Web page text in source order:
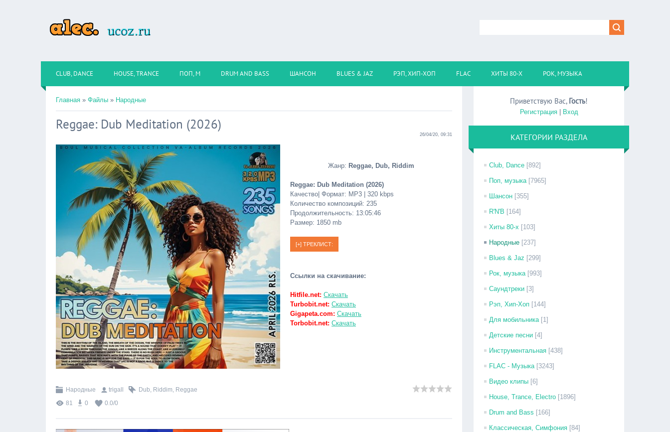
CLUB, DANCE HOUSE, TRANCE ПОП, М DRUM AND BASS ШАНСОН BLUES & JAZ РЭП, ХИП-ХОП FLAC ХИТЫ 80-Х РОК, МУЗЫКА
Главная » Файлы » Народные
Reggae: Dub Meditation (2026)
26/04/20, 09:31
Жанр: Reggae, Dub, Riddim
Reggae: Dub Meditation (2026)
Качество| Формат: MP3 | 320 kbps
Количество композиций: 235
Продолжительность: 13:05:46
Размер: 1850 mb
Ссылки на скачивание:
Hitfile.net: Скачать
Turbobit.net: Скачать
Gigapeta.com: Скачать
Torbobit.net: Скачать
Народные trigall Dub, Riddim, Reggae
81
0 0.0/0
Приветствую Вас, Гость!
Регистрация| Вход
КАТЕГОРИИ РАЗДЕЛА
Club, Dance [892]
Поп, музыка [7965]
Шансон [355]
R'N'B [164]
Хиты 80-х [103]
Народные [237]
Blues & Jaz [299]
Рок, музыка [993]
Саундтреки [3]
Рэп, Хип-Хоп [144]
Для мобильника [1]
Детские песни [4]
Инструментальная [438]
FLAC - Музыка [3243]
Видео клипы [6]
House, Trance, Electro [1896]
Drum and Bass [166]
Классическая, Симфония [84]